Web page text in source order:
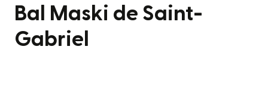
Bal Maski de Saint-
Gabriel